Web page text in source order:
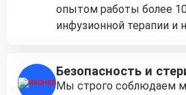
опытом работы более
инфузионной терапии
Безопасность и
Мы строго соблюдаем